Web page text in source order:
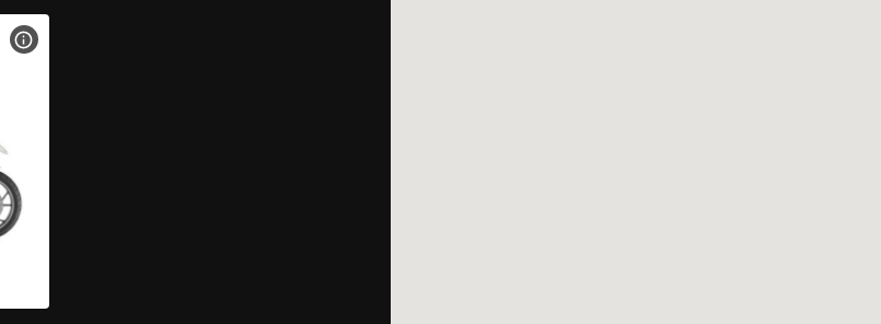
VISUALIZZA SPECIFICHE DELLA MOTO